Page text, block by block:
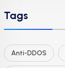
Tags
Anti-DDOS